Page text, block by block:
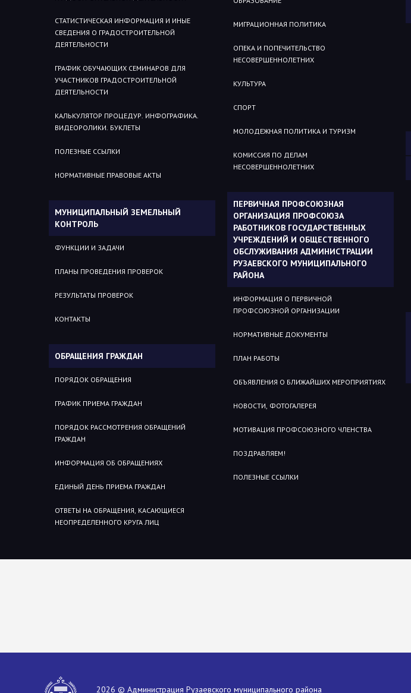
СТАТИСТИЧЕСКАЯ ИНФОРМАЦИЯ И ИНЫЕ
СВЕДЕНИЯ О ГРАДОСТРОИТЕЛЬНОЙ
ДЕЯТЕЛЬНОСТИ
ГРАФИК ОБУЧАЮЩИХ СЕМИНАРОВ ДЛЯ
УЧАСТНИКОВ ГРАДОСТРОИТЕЛЬНОЙ
ДЕЯТЕЛЬНОСТИ
КАЛЬКУЛЯТОР ПРОЦЕДУР. ИНФОГРАФИКА.
ВИДЕОРОЛИКИ. БУКЛЕТЫ
ПОЛЕЗНЫЕ ССЫЛКИ
НОРМАТИВНЫЕ ПРАВОВЫЕ АКТЫ
МУНИЦИПАЛЬНЫЙ ЗЕМЕЛЬНЫЙ
КОНТРОЛЬ
ФУНКЦИИ И ЗАДАЧИ
ПЛАНЫ ПРОВЕДЕНИЯ ПРОВЕРОК
РЕЗУЛЬТАТЫ ПРОВЕРОК
КОНТАКТЫ
ОБРАЩЕНИЯ ГРАЖДАН
ПОРЯДОК ОБРАЩЕНИЯ
ГРАФИК ПРИЕМА ГРАЖДАН
ПОРЯДОК РАССМОТРЕНИЯ ОБРАЩЕНИЙ
ГРАЖДАН
ИНФОРМАЦИЯ ОБ ОБРАЩЕНИЯХ
ЕДИНЫЙ ДЕНЬ ПРИЕМА ГРАЖДАН
ОТВЕТЫ НА ОБРАЩЕНИЯ, КАСАЮЩИЕСЯ
НЕОПРЕДЕЛЕННОГО КРУГА ЛИЦ
МИГРАЦИОННАЯ ПОЛИТИКА
ОПЕКА И ПОПЕЧИТЕЛЬСТВО
НЕСОВЕРШЕННОЛЕТНИХ
КУЛЬТУРА
СПОРТ
МОЛОДЕЖНАЯ ПОЛИТИКА И ТУРИЗМ
КОМИССИЯ ПО ДЕЛАМ
НЕСОВЕРШЕННОЛЕТНИХ
ПЕРВИЧНАЯ ПРОФСОЮЗНАЯ
ОРГАНИЗАЦИЯ ПРОФСОЮЗА
РАБОТНИКОВ ГОСУДАРСТВЕННЫХ
УЧРЕЖДЕНИЙ И ОБЩЕСТВЕННОГО
ОБСЛУЖИВАНИЯ АДМИНИСТРАЦИИ
РУЗАЕВСКОГО МУНИЦИПАЛЬНОГО
РАЙОНА
ИНФОРМАЦИЯ О ПЕРВИЧНОЙ
ПРОФСОЮЗНОЙ ОРГАНИЗАЦИИ
НОРМАТИВНЫЕ ДОКУМЕНТЫ
ПЛАН РАБОТЫ
ОБЪЯВЛЕНИЯ О БЛИЖАЙШИХ МЕРОПРИЯТИЯХ
НОВОСТИ, ФОТОГАЛЕРЕЯ
МОТИВАЦИЯ ПРОФСОЮЗНОГО ЧЛЕНСТВА
ПОЗДРАВЛЯЕМ!
ПОЛЕЗНЫЕ ССЫЛКИ
2026 © Администрация Рузаевского муниципального района